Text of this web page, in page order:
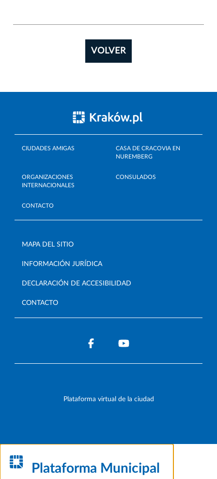
VOLVER
CIUDADES AMIGAS
CASA DE CRACOVIA EN
NUREMBERG
ORGANIZACIONES
INTERNACIONALES
CONSULADOS
CONTACTO
MAPA DEL SITIO
INFORMACIÓN JURÍDICA
DECLARACIÓN DE ACCESIBILIDAD
CONTACTO
Plataforma virtual de la ciudad
Plataforma Municipal